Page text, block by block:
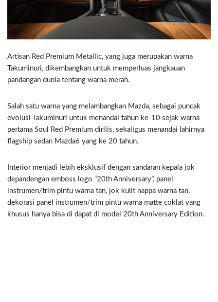
Artisan Red Premium Metallic, yang juga merupakan warna
Takuminuri, dikembangkan untuk memperluas jangkauan
pandangan dunia tentang warna merah.
Salah satu warna yang melambangkan Mazda, sebagai puncak
evolusi Takuminuri untuk menandai tahun ke-10 sejak warna
pertama Soul Red Premium dirilis, sekaligus menandai lahirnya
flagship sedan Mazda6 yang ke 20 tahun.
Interior menjadi lebih eksklusif dengan sandaran kepala jok
depandengan emboss logo “20th Anniversary”, panel
instrumen/trim pintu warna tan, jok kulit nappa warna tan,
dekorasi panel instrumen/trim pintu warna matte coklat yang
khusus hanya bisa di dapat di model 20th Anniversary Edition.